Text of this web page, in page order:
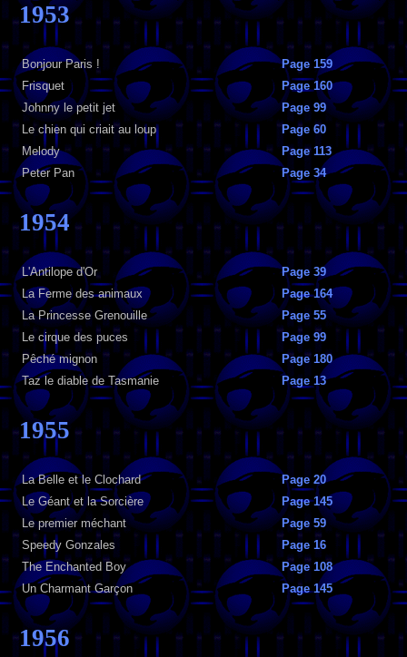
1953
Bonjour Paris !
Page 159
Frisquet
Page 160
Johnny le petit jet
Page 99
Le chien qui criait au loup
Page 60
Melody
Page 113
Peter Pan
Page 34
1954
L'Antilope d'Or
Page 39
La Ferme des animaux
Page 164
La Princesse Grenouille
Page 55
Le cirque des puces
Page 99
Pêché mignon
Page 180
Taz le diable de Tasmanie
Page 13
1955
La Belle et le Clochard
Page 20
Le Géant et la Sorcière
Page 145
Le premier méchant
Page 59
Speedy Gonzales
Page 16
The Enchanted Boy
Page 108
Un Charmant Garçon
Page 145
1956